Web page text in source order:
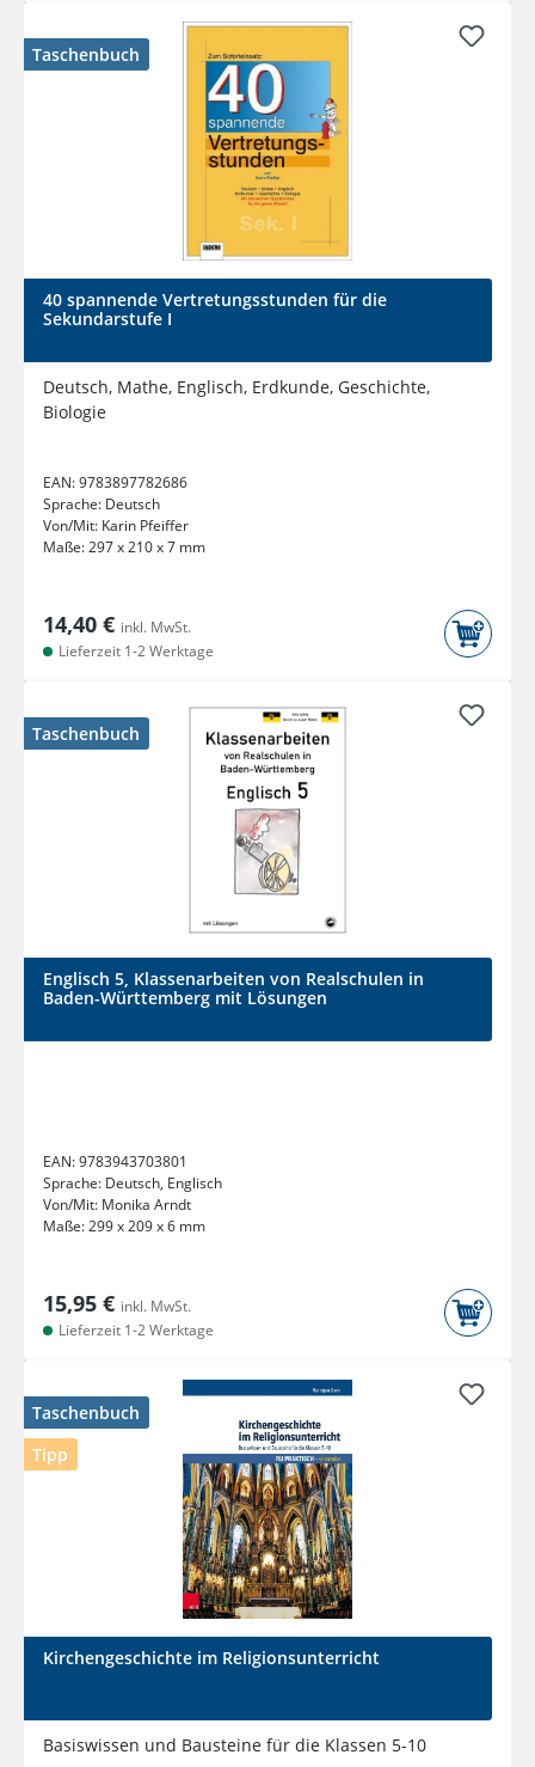
Taschenbuch
40 spannende Vertretungsstunden für die
Sekundarstufe I
Deutsch, Mathe, Englisch, Erdkunde, Geschichte,
Biologie
EAN:9783897782686
Sprache: Deutsch
Von/Mit: Karin Pfeiffer
Maße:297 x 210 x 7 mm
14,40 € inkl. MwSt.
Lieferzeit 1-2 Werktage
Taschenbuch
Englisch 5, Klassenarbeiten von Realschulen in
Baden-Württemberg mit Lösungen
EAN:9783943703801
Sprache: Deutsch, Englisch
Von/Mit: Monika Arndt
Maße:299 x 209 x 6 mm
15,95 € inkl. MwSt.
Lieferzeit 1-2 Werktage
Taschenbuch
Tipp
Kirchengeschichte im Religionsunterricht
Basiswissen und Bausteine für die Klassen 5-10